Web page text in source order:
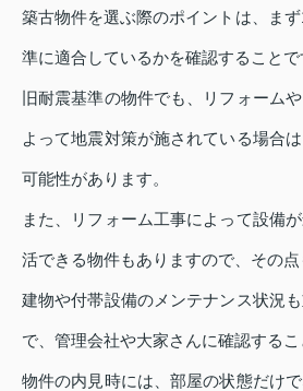
築古物件を選ぶ際のポイントは、ま
準に適合しているかを確認することで
旧耐震基準の物件でも、リフォーム
よって地震対策が施されている場合
可能性があります。
また、リフォーム工事によって設備
活できる物件もありますので、その点
建物や付帯設備のメンテナンス状況
で、管理会社や大家さんに確認するこ
物件の内見時には、部屋の状態だけ